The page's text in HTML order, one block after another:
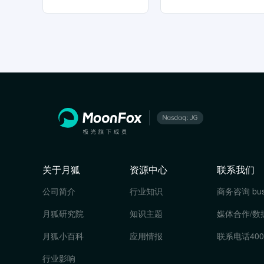
关于月狐
公司简介
月狐研究院
月狐小百科
行业影响
资源中心
行业知识
知识主题
应用情报
联系我们
商务咨询
媒体合作/数
联系电话